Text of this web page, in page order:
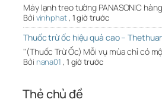
Máy lạnh treo tường PANASONIC
Bởi vinhphat, 1 giờ trước
Thuốc trừ ốc hiệu quả cao –
"(Thuốc Trừ Ốc) Mỗi vụ mùa chỉ có
Bởi nana01 , 1 giờ trước
Thẻ chủ đề